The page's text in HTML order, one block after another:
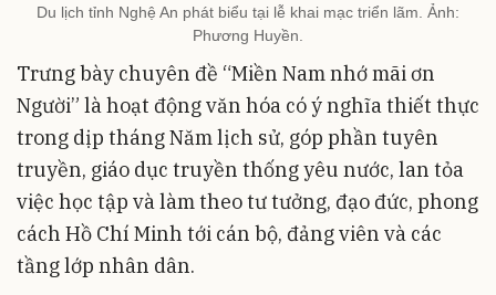
Du lịch tỉnh Nghệ An phát biểu tại lễ khai mạc triển lãm. Ảnh:
Phương Huyền.
Trưng bày chuyên đề “Miền Nam nhớ mãi ơn
Người” là hoạt động văn hóa có ý nghĩa thiết thực
trong dịp tháng Năm lịch sử, góp phần tuyên
truyền, giáo dục truyền thống yêu nước, lan tỏa
việc học tập và làm theo tư tưởng, đạo đức, phong
cách Hồ Chí Minh tới cán bộ, đảng viên và các
tầng lớp nhân dân.